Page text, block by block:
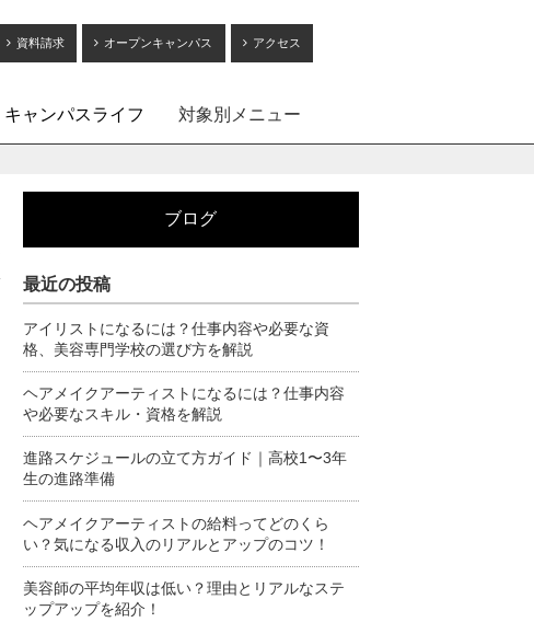
資料請求 オープンキャンパス アクセス
対象別メニュー
キャンパスライフ
ブログ
最近の投稿
アイリストになるには？仕事内容や必要な資
格、美容専門学校の選び方を解説
ヘアメイクアーティストになるには？仕事内容
や必要なスキル・資格を解説
進路スケジュールの立て方ガイド｜高校1〜3年
生の進路準備
ヘアメイクアーティストの給料ってどのくら
い？気になる収入のリアルとアップのコツ！
美容師の平均年収は低い？理由とリアルなステ
ップアップを紹介！